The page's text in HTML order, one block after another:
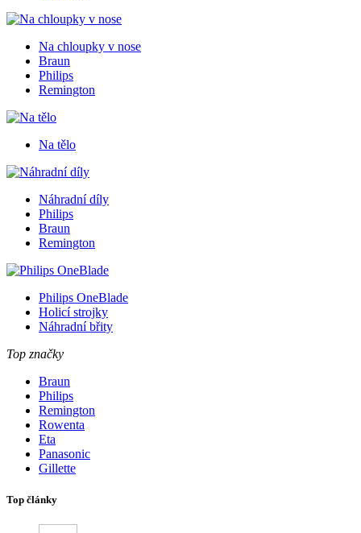
Na chloupky v nose
Braun
Philips
Remington
Na tělo
Náhradní díly
Philips
Braun
Remington
Philips OneBlade
Holicí strojky
Náhradní břity
Top značky
Braun
Philips
Remington
Rowenta
Eta
Panasonic
Gillette
Top články